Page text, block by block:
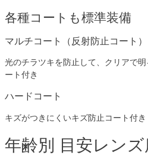
各種コートも標準装備
マルチコート（反射防止コート）
光のチラツキを防止して、クリアで
ート付き
ハードコート
キズがつきにくいキズ防止コート付き
年齢別 目安レンズ